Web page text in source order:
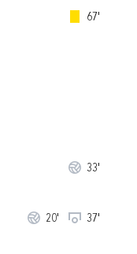
67'
33'
20' 37'